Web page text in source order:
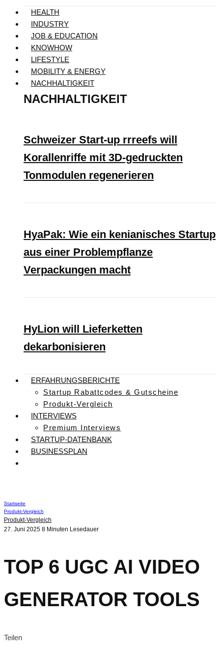
HEALTH
INDUSTRY
JOB & EDUCATION
KNOWHOW
LIFESTYLE
MOBILITY & ENERGY
NACHHALTIGKEIT
NACHHALTIGKEIT
Schweizer Start-up rrreefs will
Korallenriffe mit 3D-gedruckten
Tonmodulen regenerieren
HyaPak: Wie ein kenianisches Startup
aus einer Problempflanze
Verpackungen macht
HyLion will Lieferketten
dekarbonisieren
ERFAHRUNGSBERICHTE
Startup Rabattcodes & Gutscheine
Produkt-Vergleich
INTERVIEWS
Premium Interviews
STARTUP-DATENBANK
BUSINESSPLAN
Startseite
Produkt-Vergleich
Produkt-Vergleich
27. Juni 2025 8 Minuten Lesedauer
TOP 6 UGC AI VIDEO
GENERATOR TOOLS
Teilen